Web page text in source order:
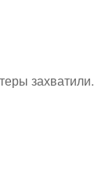
захватили.